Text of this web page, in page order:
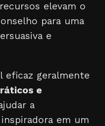
elevam o
para uma
e
eficaz geralmente
e
a
em um